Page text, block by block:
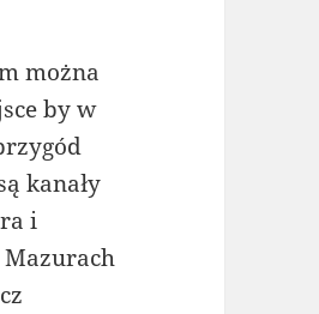
można
by w
kanały
i
Mazurach